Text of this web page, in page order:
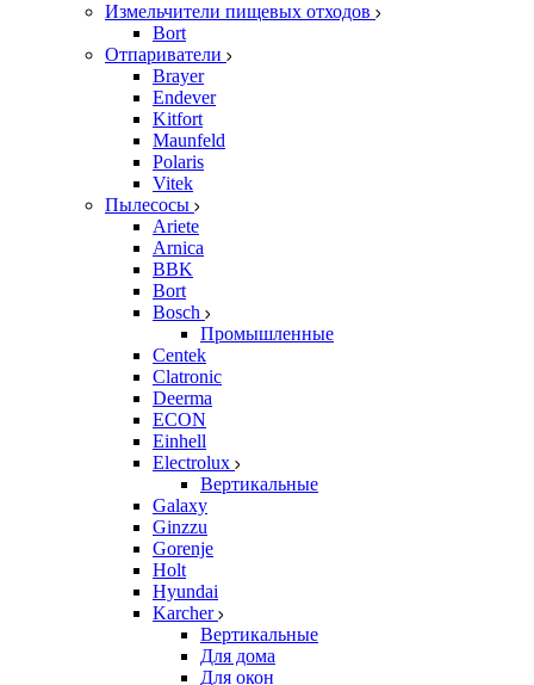
Измельчители пищевых отходов
Bort
Отпариватели
Brayer
Endever
Kitfort
Maunfeld
Polaris
Vitek
Пылесосы
Ariete
Arnica
BBK
Bort
Bosch
Промышленные
Centek
Clatronic
Deerma
ECON
Einhell
Electrolux
Вертикальные
Galaxy
Ginzzu
Gorenje
Holt
Hyundai
Karcher
Вертикальные
Для дома
Для окон